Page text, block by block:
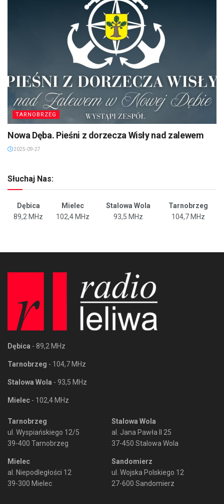
TARNOBRZEG
Nowa Dęba. Pieśni z dorzecza Wisły nad zalewem
2025-09-27
Słuchaj Nas:
Dębica Mielec Stalowa Wola
Tarnobrzeg
89,2 MHz
102,4 MHz 93,5 MHz 104,7 MHz
Dębica - 89,2 MHz
Tarnobrzeg - 104,7 MHz
Stalowa Wola - 93,5 MHz
Mielec - 102,4 MHz
Tarnobrzeg
ul. Wyspiańskiego 12/5
39-400 Tarnobrzeg
Mielec
al. Niepodległości 12
39-300 Mielec
Stalowa Wola
al. Jana Pawła II 25
37-450 Stalowa Wola
Sandomierz
ul. Wojska Polskiego 12
27-600 Sandomierz